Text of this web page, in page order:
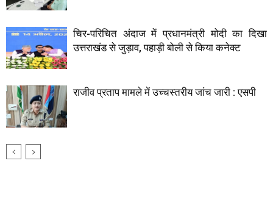
चिर-परिचित अंदाज में प्रधानमंत्री मोदी का दिखा
उत्तराखंड से जुड़ाव, पहाड़ी बोली से किया कनेक्ट
राजीव प्रताप मामले में उच्चस्तरीय जांच जारी : एसपी